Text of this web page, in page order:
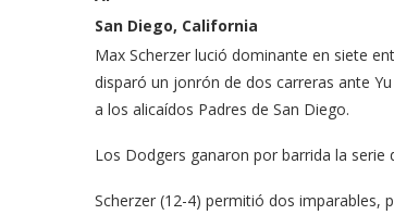
San Diego, California
Max Scherzer lució dominante en siete
disparó un jonrón de dos carreras ante
a los alicaídos Padres de San Diego.
Los Dodgers ganaron por barrida la serie
Scherzer (12-4) permitió dos imparables,